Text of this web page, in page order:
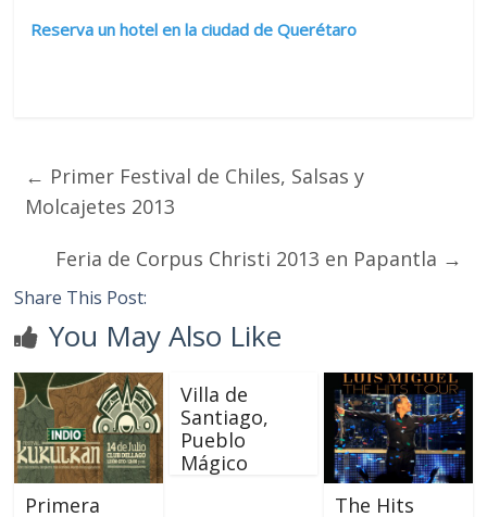
Reserva un hotel en la ciudad de Querétaro
← Primer Festival de Chiles, Salsas y
Molcajetes 2013
Feria de Corpus Christi 2013 en Papantla →
Share This Post:
You May Also Like
Primera
Villa de
Santiago,
Pueblo
Mágico
The Hits